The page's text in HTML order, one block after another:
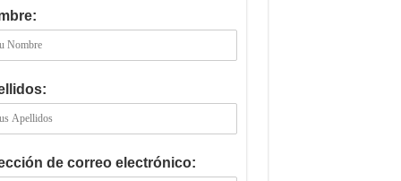
de correo electrónico: